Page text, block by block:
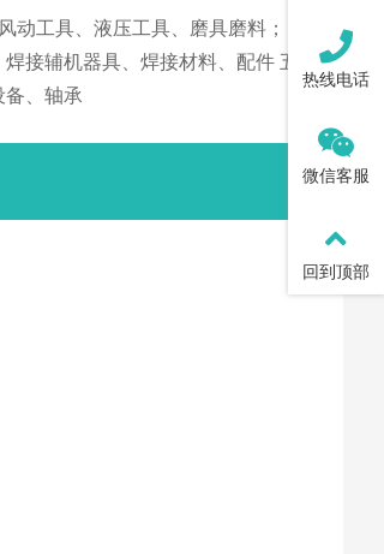
工具、液压工具、磨具磨料； 机
接辅机器具、焊接材料、配件 五金
备、轴承
热线电话
微信客服
回到顶部